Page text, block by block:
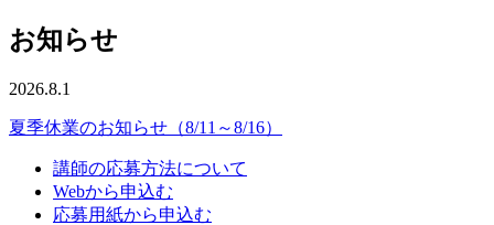
お知らせ
2026.8.1
夏季休業のお知らせ（8/11～8/16）
講師の応募方法について
Webから申込む
応募用紙から申込む